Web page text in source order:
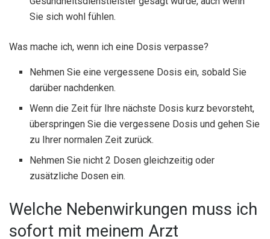
Sie sich wohl fühlen.
Was mache ich, wenn ich eine Dosis verpasse?
Nehmen Sie eine vergessene Dosis ein, sobald Sie
darüber nachdenken.
Wenn die Zeit für Ihre nächste Dosis kurz bevorsteht,
überspringen Sie die vergessene Dosis und gehen Sie
zu Ihrer normalen Zeit zurück.
Nehmen Sie nicht 2 Dosen gleichzeitig oder
zusätzliche Dosen ein.
Welche Nebenwirkungen muss ich
sofort mit meinem Arzt